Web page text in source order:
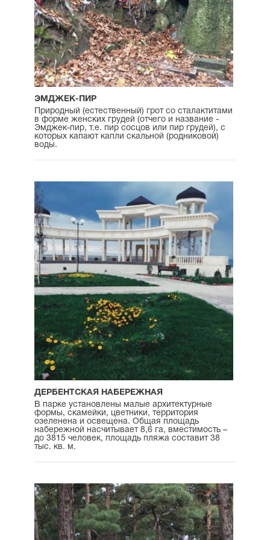
ЭМДЖЕК-ПИР
Природный (естественный) грот со сталактитами
в форме женских грудей (отчего и название -
Эмджек-пир, т.е. пир сосцов или пир грудей), с
которых капают капли скальной (родниковой)
воды.
ДЕРБЕНТСКАЯ НАБЕРЕЖНАЯ
В парке установлены малые архитектурные
формы, скамейки, цветники, территория
озеленена и освещена. Общая площадь
набережной насчитывает 8,6 га, вместимость –
до 3815 человек, площадь пляжа составит 38
тыс. кв. м.